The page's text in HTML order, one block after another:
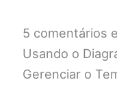
5 comentários
Usando o
Gerenciar o